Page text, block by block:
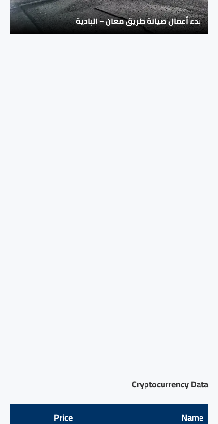
بدء أعمال صيانة طريق معان – البادية
Cryptocurrency Data
Name
Price